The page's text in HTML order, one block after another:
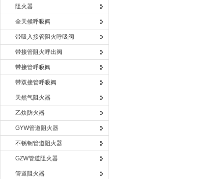
阻火器
全天候呼吸阀
带吸入接管阻火呼吸阀
带接管阻火呼出阀
带接管呼吸阀
带双接管呼吸阀
天然气阻火器
乙炔防火器
GYW管道阻火器
不锈钢管道阻火器
GZW管道阻火器
管道阻火器